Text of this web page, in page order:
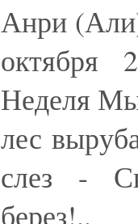
Анри
октября
Неделя
лес
слез -
берез!..